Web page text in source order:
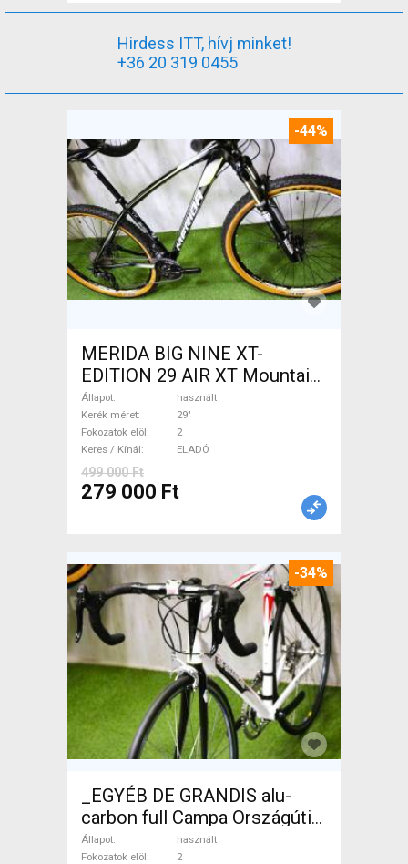
Hirdess ITT, hívj minket!
+36 20 319 0455
-44%
MERIDA BIG NINE XT-
EDITION 29 AIR XT Mountain
Bike 29" elöl teleszkópos
használt ELADÓ
Állapot
használt
Kerék méret
29"
Fokozatok elöl
2
Keres / Kínál
ELADÓ
499 000 Ft
279 000 Ft
-34%
_EGYÉB DE GRANDIS alu-
carbon full Campa Országúti
használt ELADÓ
Állapot
használt
Fokozatok elöl
2